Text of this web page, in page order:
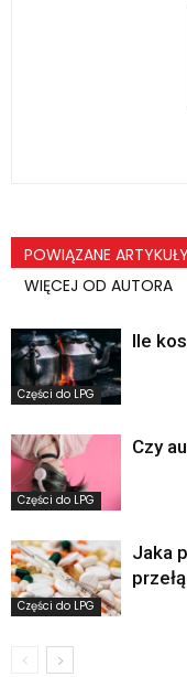
POWIĄZANE ARTYKUŁY
WIĘCEJ OD AUTORA
Części do LPG
Ile
Części do LPG
Czy
Części do LPG
Jaka